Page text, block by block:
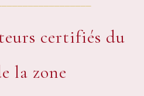
certifiés du
la zone